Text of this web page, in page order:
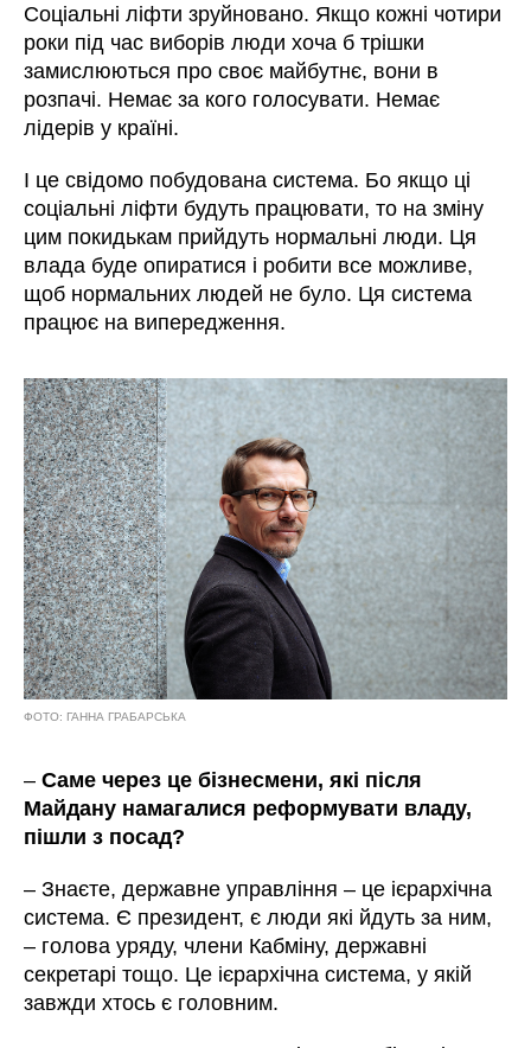
Соціальні ліфти зруйновано. Якщо кожні чотири
роки під час виборів люди хоча б трішки
замислюються про своє майбутнє, вони в
розпачі. Немає за кого голосувати. Немає
лідерів у країні.
І це свідомо побудована система. Бо якщо ці
соціальні ліфти будуть працювати, то на зміну
цим покидькам прийдуть нормальні люди. Ця
влада буде опиратися і робити все можливе,
щоб нормальних людей не було. Ця система
працює на випередження.
ФОТО: ГАННА ГРАБАРСЬКА
–Саме через це бізнесмени, які після
Майдану намагалися реформувати владу,
пішли з посад?
– Знаєте, державне управління – це ієрархічна
система. Є президент, є люди які йдуть за ним,
– голова уряду, члени Кабміну, державні
секретарі тощо. Це ієрархічна система, у якій
завжди хтось є головним.